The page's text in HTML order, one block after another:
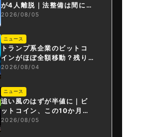
が4人離脱｜法整備は間に合
うか
2026/08/05
ニュース
トランプ系企業のビットコ
インがほぼ全額移動？残り
は3.43BTCか
2026/08/04
ニュース
追い風のはずが半値に｜ビ
ットコイン、この10か月で
何が起きたか
2026/08/05